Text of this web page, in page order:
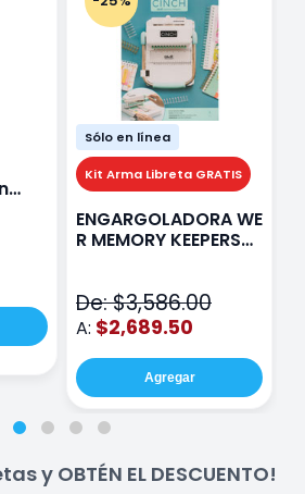
Sólo en línea
Kit Arma Libreta GRATIS
ENGARGOLADORA WE
R MEMORY KEEPERS
De: $3,586.00
A: $2,689.50
Agregar
y OBTÉN EL DESCUENTO!